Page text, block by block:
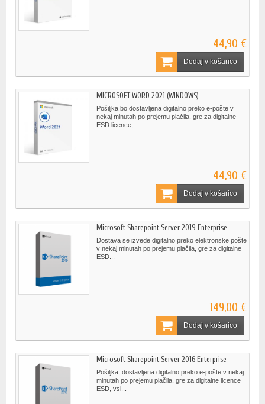
44,90 €
Dodaj v košarico
MICROSOFT WORD 2021 (WINDOWS)
Pošiljka bo dostavljena digitalno preko e-pošte v
nekaj minutah po prejemu plačila, gre za digitalne
ESD licence,...
44,90 €
Dodaj v košarico
Microsoft Sharepoint Server 2019 Enterprise
Dostava se izvede digitalno preko elektronske pošte
v nekaj minutah po prejemu plačila, gre za digitalne
ESD...
149,00 €
Dodaj v košarico
Microsoft Sharepoint Server 2016 Enterprise
Pošiljka, dostavljena digitalno preko e-pošte v nekaj
minutah po prejemu plačila, gre za digitalne licence
ESD, vsi...